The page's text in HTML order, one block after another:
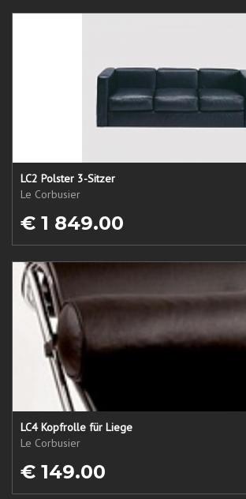
LC2 Polster 3-Sitzer
Le Corbusier
€ 1 849.00
LC4 Kopfrolle für Liege
Le Corbusier
€ 149.00